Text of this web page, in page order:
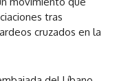
tras
cruzados en la